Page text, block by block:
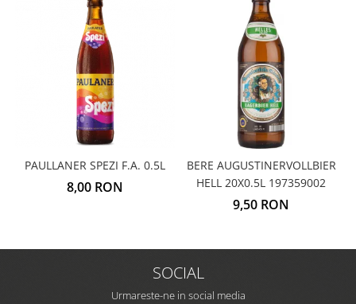
PAULLANER SPEZI F.A. 0.5L
8,00 RON
BERE AUGUSTINERVOLLBIER
HELL 20X0.5L 197359002
9,50 RON
SOCIAL
Urmareste-ne in social media